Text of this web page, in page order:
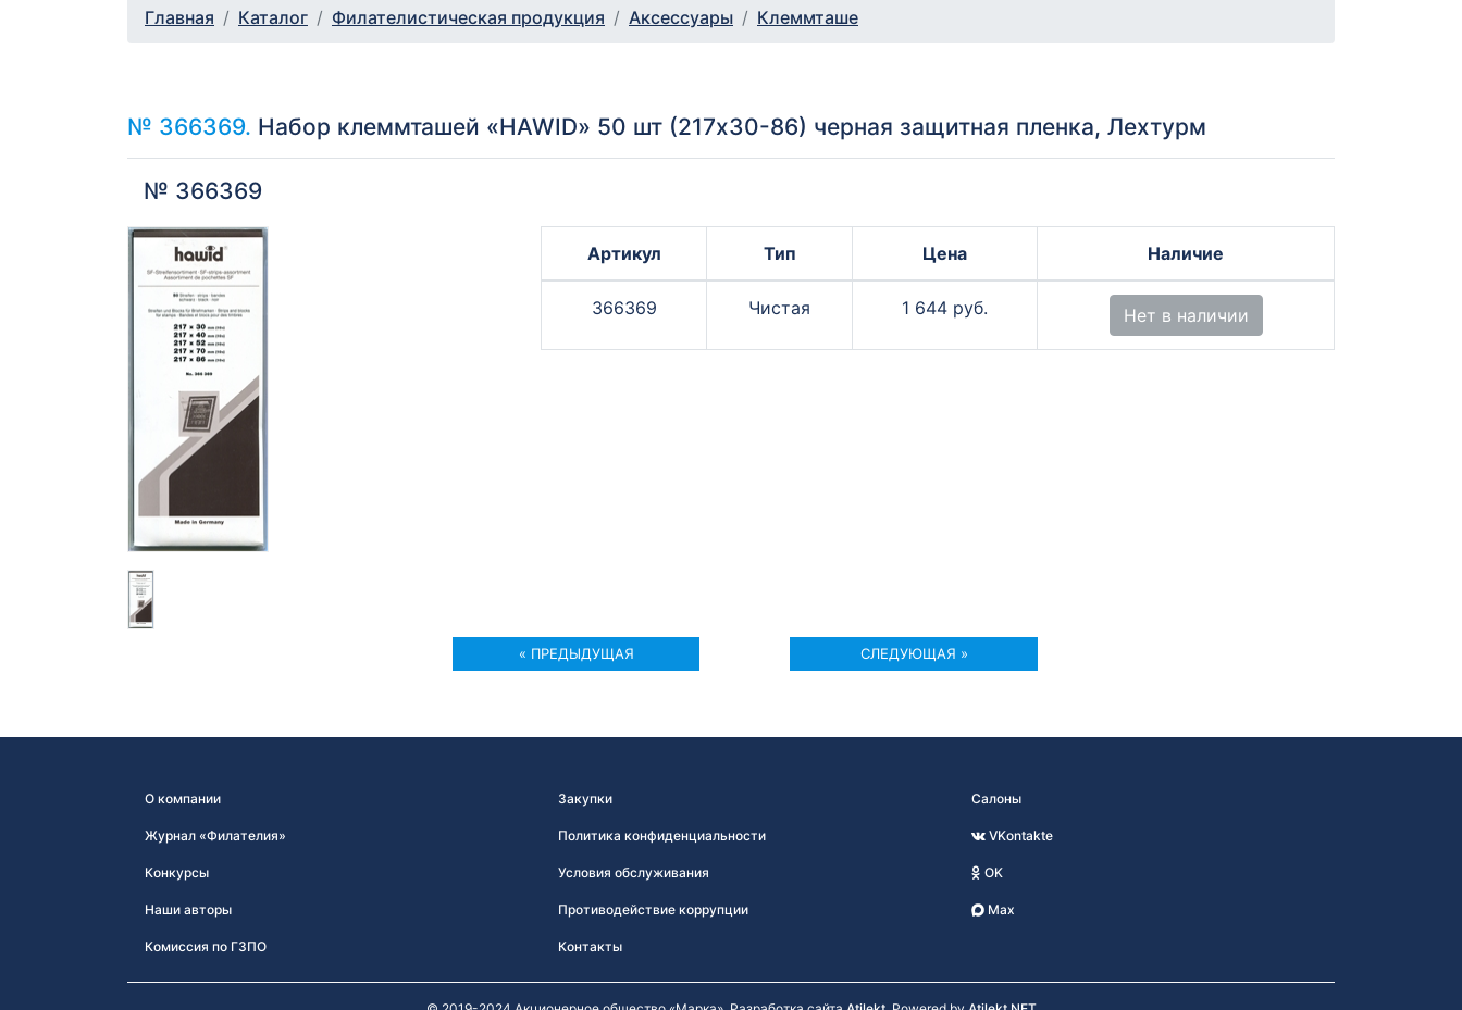
Главная Каталог Филателистическая продукция Аксессуары Клеммташе
№ 366369. Набор клеммташей «HAWID» 50 шт (217х30-86) черная защитная пленка, Лехтурм
№ 366369
Артикул Тип Цена Наличие
366369 Чистая 1 644 руб. Нет в наличии
« ПРЕДЫДУЩАЯ СЛЕДУЮЩАЯ »
О компании
Журнал «Филателия»
Конкурсы
Наши авторы
Комиссия по ГЗПО
Закупки
Политика конфиденциальности
Условия обслуживания
Противодействие коррупции
Контакты
Салоны
VKontakte
OK
Max